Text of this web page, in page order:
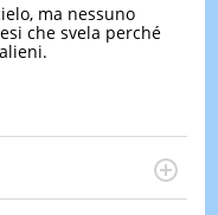
OGGI
IERI
ma nessuno
che svela perché
di